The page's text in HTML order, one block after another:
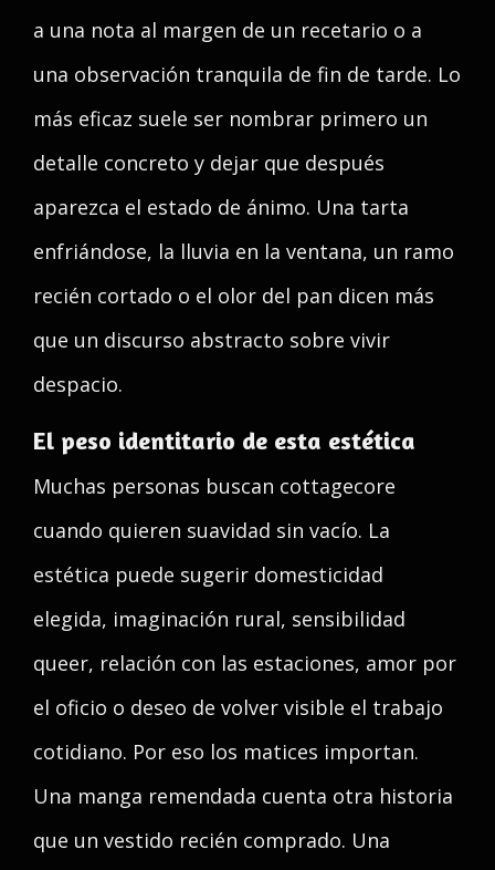
a una nota al margen de un recetario o a
una observación tranquila de fin de tarde. Lo
más eficaz suele ser nombrar primero un
detalle concreto y dejar que después
aparezca el estado de ánimo. Una tarta
enfriándose, la lluvia en la ventana, un ramo
recién cortado o el olor del pan dicen más
que un discurso abstracto sobre vivir
despacio.
El peso identitario de esta estética
Muchas personas buscan cottagecore
cuando quieren suavidad sin vacío. La
estética puede sugerir domesticidad
elegida, imaginación rural, sensibilidad
queer, relación con las estaciones, amor por
el oficio o deseo de volver visible el trabajo
cotidiano. Por eso los matices importan.
Una manga remendada cuenta otra historia
que un vestido recién comprado. Una